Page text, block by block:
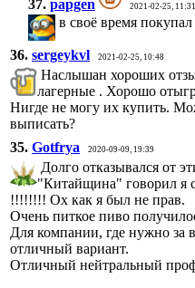
37. papgen 2021-02-25, 11:31
в своё время
36. sergeykvl 2021-02-25, 10:48
Наслышан хороших
лагерные . Хорошо
Нигде не могу их купить.
выписать?
35. Gotfrya 2020-09-09, 19:39
Долго отказывался от
"Китайщина" говорил я
!!!!!!!! Ох как я был не прав.
Очень питкое пиво
Для компании, где нужно за
отличный вариант.
Отличный нейтральный